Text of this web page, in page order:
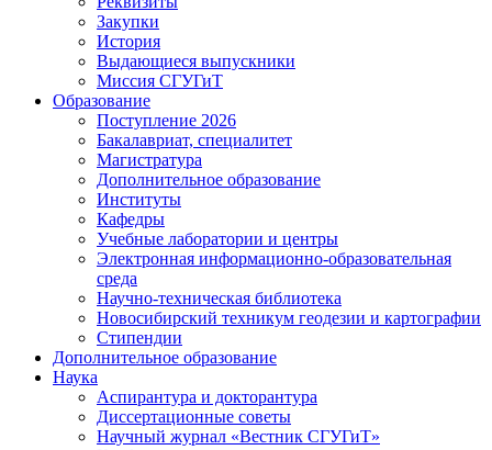
Закупки
История
Выдающиеся выпускники
Миссия СГУГиТ
Образование
Поступление 2026
Бакалавриат, специалитет
Магистратура
Дополнительное образование
Институты
Кафедры
Учебные лаборатории и центры
Электронная информационно-образовательная
среда
Научно-техническая библиотека
Новосибирский техникум геодезии и картографии
Стипендии
Дополнительное образование
Наука
Аспирантура и докторантура
Диссертационные советы
Научный журнал «Вестник СГУГиТ»